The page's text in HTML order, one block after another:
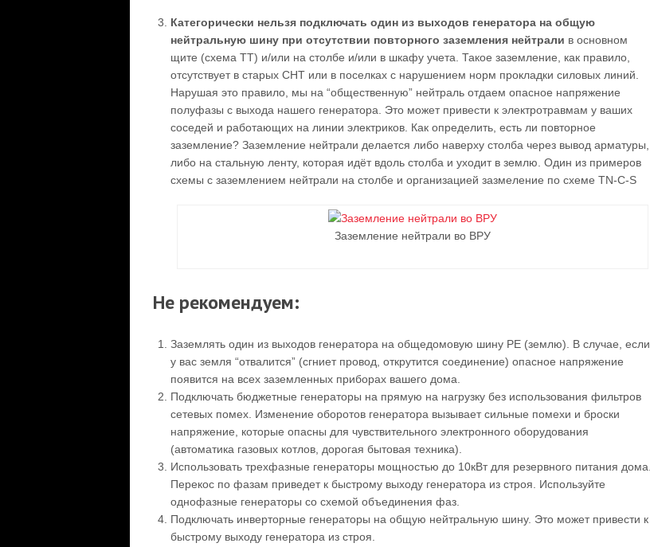
Категорически нельзя подключать один из выходов генератора на общую
нейтральную шину при отсутствии повторного заземления нейтрали в основном
щите (схема ТТ) и/или на столбе и/или в шкафу учета. Такое заземление, как правило,
отсутствует в старых СНТ или в поселках с нарушением норм прокладки силовых линий.
Нарушая это правило, мы на “общественную” нейтраль отдаем опасное напряжение
полуфазы с выхода нашего генератора. Это может привести к электротравмам у ваших
соседей и работающих на линии электриков. Как определить, есть ли повторное
заземление? Заземление нейтрали делается либо наверху столба через вывод арматуры,
либо на стальную ленту, которая идёт вдоль столба и уходит в землю. Один из примеров
схемы с заземлением нейтрали на столбе и организацией зазмеление по схеме TN-C-S
Заземление нейтрали во ВРУ
Не рекомендуем:
Заземлять один из выходов генератора на общедомовую шину PE (землю). В случае, если
у вас земля “отвалится” (сгниет провод, открутится соединение) опасное напряжение
появится на всех заземленных приборах вашего дома.
Подключать бюджетные генераторы на прямую на нагрузку без использования фильтров
сетевых помех. Изменение оборотов генератора вызывает сильные помехи и броски
напряжение, которые опасны для чувствительного электронного оборудования
(автоматика газовых котлов, дорогая бытовая техника).
Использовать трехфазные генераторы мощностью до 10кВт для резервного питания дома.
Перекос по фазам приведет к быстрому выходу генератора из строя. Используйте
однофазные генераторы со схемой объединения фаз.
Подключать инверторные генераторы на общую нейтральную шину. Это может привести к
быстрому выходу генератора из строя.